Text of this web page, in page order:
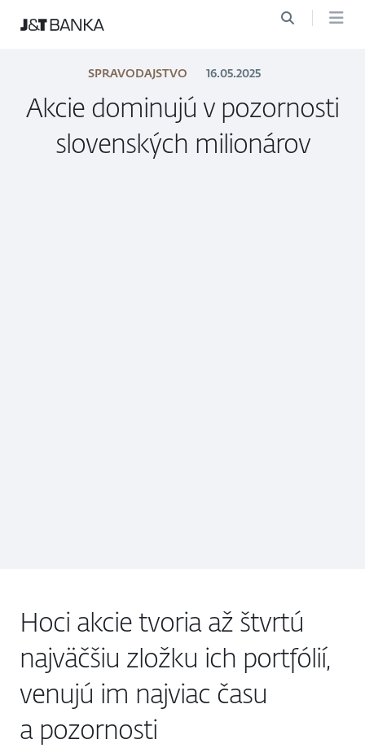
SPRAVODAJSTVO 16.05.2025
Akcie dominujú v pozornosti
slovenských milionárov
Hoci akcie tvoria až štvrtú
najväčšiu zložku ich portfólií,
venujú im najviac času
a pozornosti